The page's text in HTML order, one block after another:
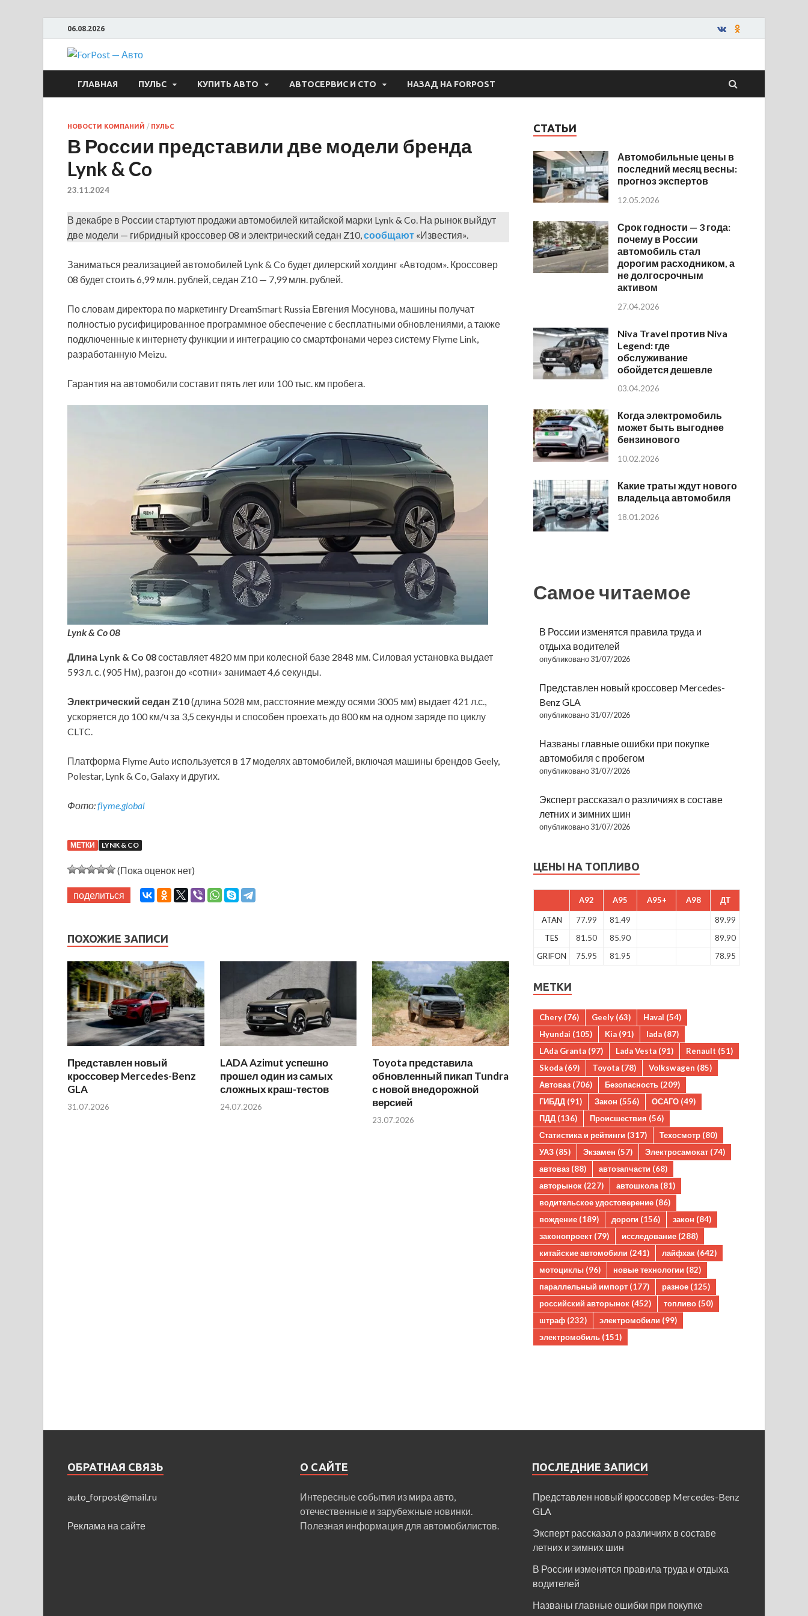
06.08.2026
ForPost — Авто
ГЛАВНАЯ ПУЛЬС КУПИТЬ АВТО АВТОСЕРВИС И СТО НАЗАД НА FORPOST
НОВОСТИ КОМПАНИЙ / ПУЛЬС
В России представили две модели бренда
Lynk & Co
23.11.2024
В декабре в России стартуют продажи автомобилей китайской марки Lynk & Co. На рынок выйдут
две модели — гибридный кроссовер 08 и электрический седан Z10,сообщают «Известия».
Заниматься реализацией автомобилей Lynk & Co будет дилерский холдинг «Автодом». Кроссовер
08 будет стоить 6,99 млн. рублей, седан Z10 — 7,99 млн. рублей.
По словам директора по маркетингу DreamSmart Russia Евгения Мосунова, машины получат
полностью русифицированное программное обеспечение с бесплатными обновлениями, а также
подключенные к интернету функции и интеграцию со смартфонами через систему Flyme Link,
разработанную Meizu.
Гарантия на автомобили составит пять лет или 100 тыс. км пробега.
Lynk & Co 08
Длина Lynk & Co 08составляет 4820 мм при колесной базе 2848 мм. Силовая установка выдает
593 л. с. (905 Нм), разгон до «сотни» занимает 4,6 секунды.
Электрический седан Z10(длина 5028 мм, расстояние между осями 3005 мм) выдает 421 л.с.,
ускоряется до 100 км/ч за 3,5 секунды и способен проехать до 800 км на одном заряде по циклу
CLTC.
Платформа Flyme Auto используется в 17 моделях автомобилей, включая машины брендов Geely,
Polestar, Lynk & Co, Galaxy и других.
Фото:flyme.global
МЕТКИ LYNK & CO
(Пока оценок нет)
поделиться
ПОХОЖИЕ ЗАПИСИ
Представлен новый
кроссовер Mercedes-Benz
GLA
31.07.2026
LADA Azimut успешно
прошел один из самых
сложных краш-тестов
24.07.2026
Toyota представила
обновленный пикап Tundra
с новой внедорожной
версией
23.07.2026
СТАТЬИ
Автомобильные цены в
последний месяц весны:
прогноз экспертов
12.05.2026
Срок годности — 3 года:
почему в России
автомобиль стал
дорогим расходником, а
не долгосрочным
активом
27.04.2026
Niva Travel против Niva
Legend: где
обслуживание
обойдется дешевле
03.04.2026
Когда электромобиль
может быть выгоднее
бензинового
10.02.2026
Какие траты ждут нового
владельца автомобиля
18.01.2026
Самое читаемое
В России изменятся правила труда и
отдыха водителей
опубликовано 31/07/2026
Представлен новый кроссовер Mercedes-
Benz GLA
опубликовано 31/07/2026
Названы главные ошибки при покупке
автомобиля с пробегом
опубликовано 31/07/2026
Эксперт рассказал о различиях в составе
летних и зимних шин
опубликовано 31/07/2026
ЦЕНЫ НА ТОПЛИВО
A92 A95 A95+ A98 ДТ
ATAN 77.99 81.49
89.99
TES
81.50 85.90
89.90
GRIFON
75.95 81.95 78.95
МЕТКИ
Chery (76) Geely (63) Haval (54)
Hyundai (105) Kia (91) lada (87)
LAda Granta (97) Lada Vesta (91) Renault (51)
Skoda (69) Toyota (78) Volkswagen (85)
Автоваз (706) Безопасность (209)
ГИБДД (91) Закон (556) ОСАГО (49)
ПДД (136) Происшествия (56)
Статистика и рейтинги (317) Техосмотр (80)
УАЗ (85) Экзамен (57) Электросамокат (74)
автоваз (88) автозапчасти (68)
авторынок (227) автошкола (81)
водительское удостоверение (86)
вождение (189) дороги (156) закон (84)
законопроект (79) исследование (288)
китайские автомобили (241) лайфхак (642)
мотоциклы (96) новые технологии (82)
параллельный импорт (177) разное (125)
российский авторынок (452) топливо (50)
штраф (232) электромобили (99)
электромобиль (151)
ОБРАТНАЯ СВЯЗЬ
auto_forpost@mail.ru
Реклама на сайте
О САЙТЕ
Интересные события из мира авто,
отечественные и зарубежные новинки.
Полезная информация для автомобилистов.
ПОСЛЕДНИЕ ЗАПИСИ
Представлен новый кроссовер Mercedes-Benz
GLA
Эксперт рассказал о различиях в составе
летних и зимних шин
В России изменятся правила труда и отдыха
водителей
Названы главные ошибки при покупке